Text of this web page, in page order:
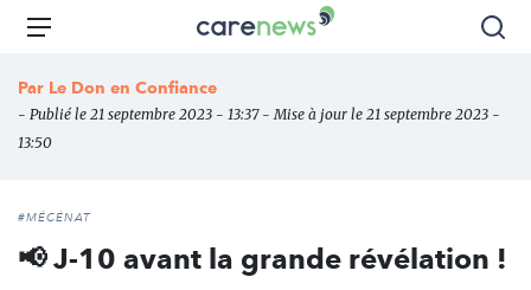
Aller
principal
Carenews,
des
Menu
Par Le Don en Confiance
- Publié le 21 septembre 2023 - 13:37 - Mise à jour le 21 septembre 2023 -
13:50
#MÉCÉNAT
📢 J-10 avant la grande révélation !